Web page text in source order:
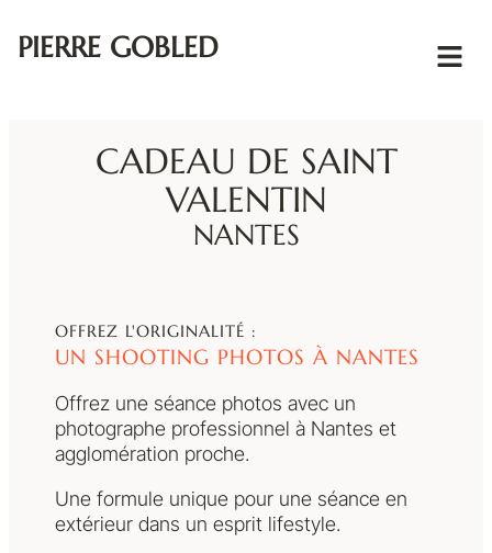
PIERRE GOBLED
CADEAU DE SAINT
VALENTIN
NANTES
OFFREZ L'ORIGINALITÉ :
UN SHOOTING PHOTOS À NANTES
Offrez une séance photos avec un
photographe professionnel à Nantes et
agglomération proche.
Une formule unique pour une séance en
extérieur dans un esprit lifestyle.